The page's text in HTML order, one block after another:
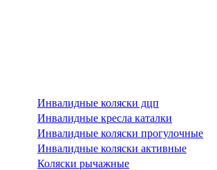
Инвалидные коляски дцп
Инвалидные кресла каталки
Инвалидные коляски прогулочные
Инвалидные коляски активные
Коляски рычажные